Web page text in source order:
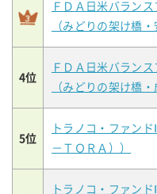
ＦＤＡ日米バランス
（みどりの架け橋・
4位
ＦＤＡ日米バランス
（みどりの架け橋・
5位
トラノコ・ファン
－ＴＯＲＡ））
トラノコ・ファン